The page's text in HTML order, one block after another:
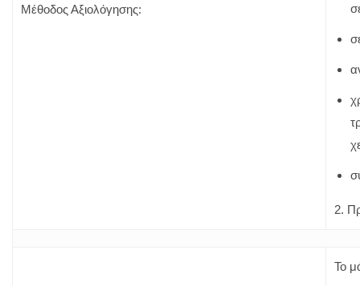
Μέθοδος Αξιολόγησης:
2.
Το